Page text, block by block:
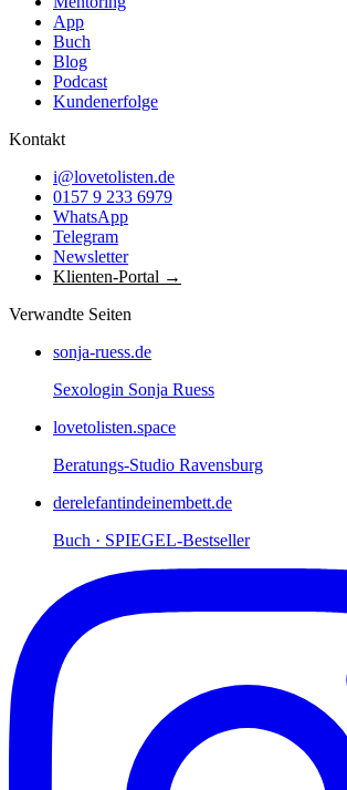
App
Buch
Blog
Podcast
Kundenerfolge
Kontakt
i@lovetolisten.de
0157 9 233 6979
WhatsApp
Telegram
Newsletter
Klienten-Portal →
Verwandte Seiten
sonja-ruess.de
Sexologin Sonja Ruess
lovetolisten.space
Beratungs-Studio Ravensburg
derelefantindeinembett.de
Buch · SPIEGEL-Bestseller